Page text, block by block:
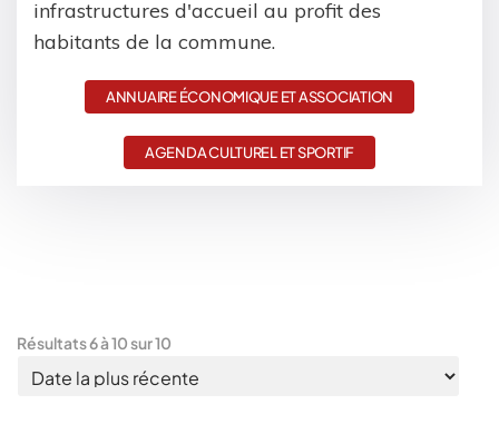
infrastructures d'accueil au profit des
habitants de la commune.
ANNUAIRE ÉCONOMIQUE ET ASSOCIATION
AGENDA CULTUREL ET SPORTIF
Résultats6à10sur10